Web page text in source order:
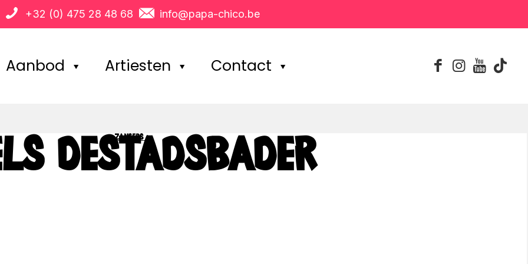
+32 (0) 475 28 48 68 info@papa-chico.be
Aanbod Artiesten Contact
ZANGERS>
DESTADSBADER